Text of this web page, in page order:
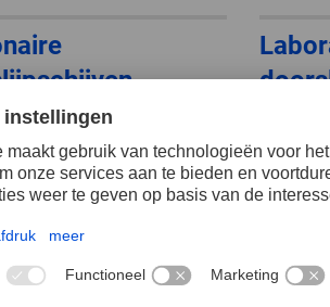
SGP HD
★★★★